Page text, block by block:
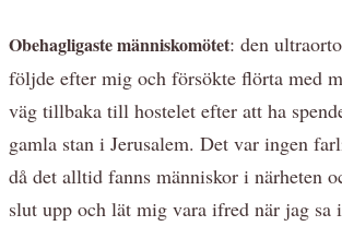
Obehagligaste människomötet: den
följde efter mig och försökte flörta med
väg tillbaka till hostelet efter att ha
gamla stan i Jerusalem. Det var ingen
då det alltid fanns människor i närheten
slut upp och lät mig vara ifred när jag sa